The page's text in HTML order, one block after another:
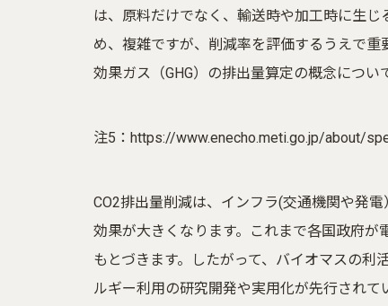
は、原料だけでなく、輸送時や加工時に生
め、複雑ですが、削減率を評価するうえで
効果ガス（GHG）の排出量算定の概念につ
注5： https://www.enecho.meti.go.jp/about/
CO2排出量削減は、インフラ(交通機関や発
効果が大きくなります。これまで各国政府
もとづきます。したがって、バイオマスの
ルギー利用の研究開発や実用化が先行されて